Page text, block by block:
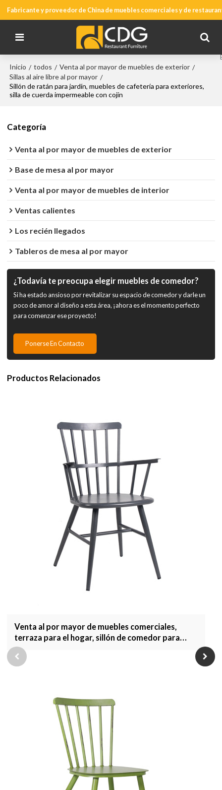
Fabricante y proveedor de China de muebles comerciales y de
Inicio / todos / Venta al por mayor de muebles de exterior /
Sillas al aire libre al por mayor /
Sillón de ratán para jardín, muebles de cafetería para exteriores,
silla de cuerda impermeable con cojín
Categoría
Venta al por mayor de muebles de exterior
Base de mesa al por mayor
Venta al por mayor de muebles de interior
Ventas calientes
Los recién llegados
Tableros de mesa al por mayor
¿Todavía te preocupa elegir muebles de comedor?
Si ha estado ansioso por revitalizar su espacio de comedor y darle un
poco de amor al diseño a esta área, ¡ahora es el momento perfecto
para comenzar ese proyecto!
Ponerse En Contacto
Productos Relacionados
Venta al por mayor de muebles comerciales,
terraza para el hogar, sillón de comedor para
jardín, muebles de exterior